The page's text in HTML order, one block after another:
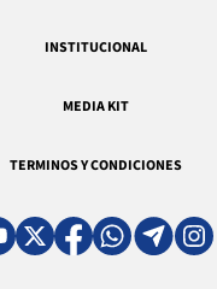
INSTITUCIONAL
MEDIA KIT
TERMINOS Y CONDICIONES